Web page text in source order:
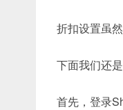
折扣设置虽
下面我们还
首先，登录